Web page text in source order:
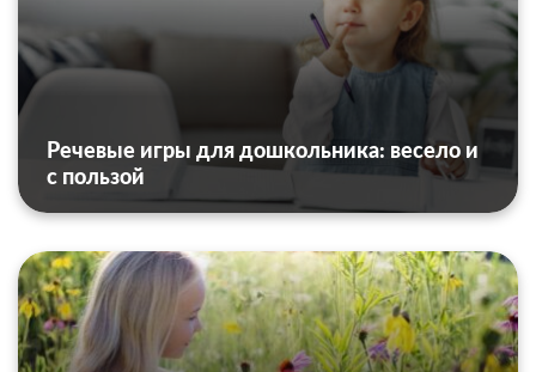
Речевые игры для дошкольника: весело и
с пользой